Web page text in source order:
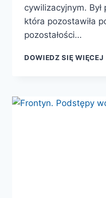
cywilizacyjnym.
która pozostawiła
pozostałości…
DOWIEDZ SIĘ WIĘCEJ